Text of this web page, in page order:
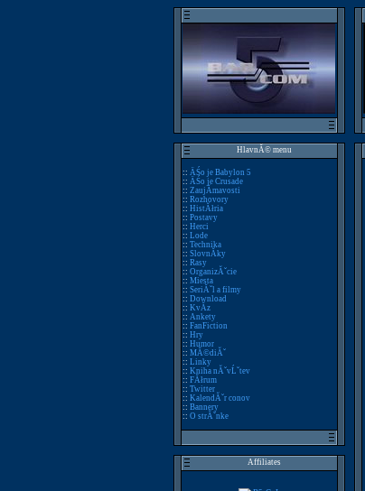
HlavnĂ© menu
:: ÄŚo je Babylon 5
:: ÄŚo je Crusade
:: ZaujĂ­mavosti
:: Rozhovory
:: HistĂłria
:: Postavy
:: Herci
:: Lode
:: Technika
:: SlovnĂ­ky
:: Rasy
:: OrganizĂˇcie
:: Miesta
:: SeriĂˇl a filmy
:: Download
:: KvĂ­z
:: Ankety
:: FanFiction
:: Hry
:: Humor
:: MĂ©diĂˇ
:: Linky
:: Kniha nĂˇvĹˇtev
:: FĂłrum
:: Twitter
:: KalendĂˇr conov
:: Bannery
:: O strĂˇnke
Affiliates